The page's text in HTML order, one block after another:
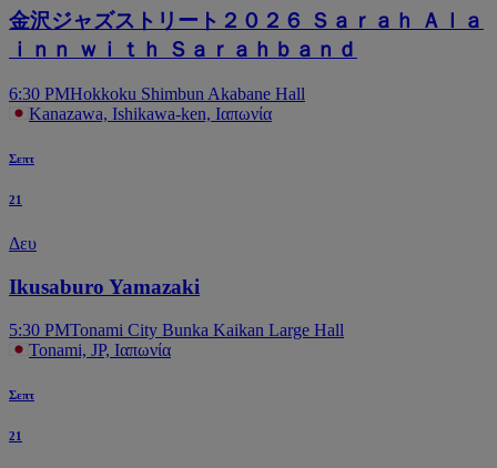
金沢ジャズストリート２０２６ Ｓａｒａｈ Ａｌａ
ｉｎｎ ｗｉｔｈ Ｓａｒａｈｂａｎｄ
6:30 PMHokkoku Shimbun Akabane Hall
Kanazawa, Ishikawa-ken, Ιαπωνία
Σεπτ
21
Δευ
Ikusaburo Yamazaki
5:30 PMTonami City Bunka Kaikan Large Hall
Tonami, JP, Ιαπωνία
Σεπτ
21